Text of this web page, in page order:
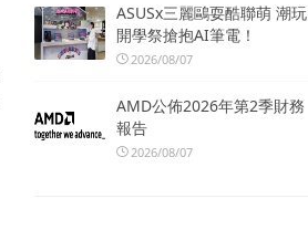
ASUSx三麗鷗耍酷聯萌 潮玩
開學祭搶抱AI筆電！
2026/08/07
AMD公佈2026年第2季財務
報告
2026/08/07